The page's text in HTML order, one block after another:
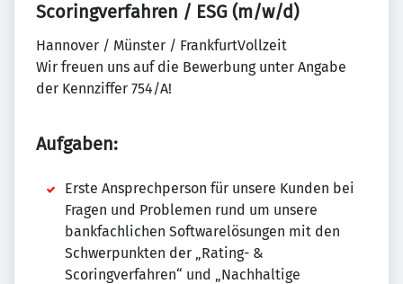
Scoringverfahren / ESG (m/w/d)
Hannover / Münster / FrankfurtVollzeit
Wir freuen uns auf die Bewerbung unter Angabe
der Kennziffer 754/A!
Aufgaben:
Erste Ansprechperson für unsere Kunden bei
Fragen und Problemen rund um unsere
bankfachlichen Softwarelösungen mit den
Schwerpunkten der „Rating- &
Scoringverfahren“ und „Nachhaltige